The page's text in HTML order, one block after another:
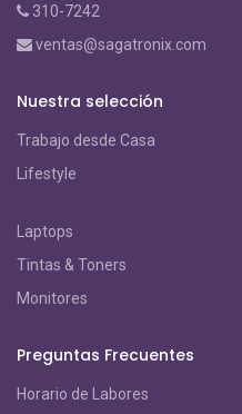
310-7242
ventas@sagatronix.com
Nuestra selección
Trabajo desde Casa
Lifestyle
Laptops
Tintas & Toners
Monitores
Preguntas Frecuentes
Horario de Labores